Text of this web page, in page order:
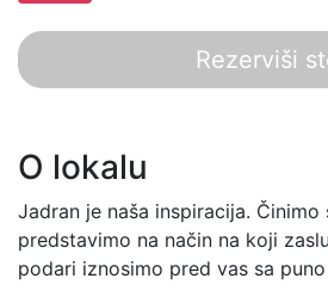
Rezerviši
O lokalu
Jadran je naša inspiracija. Činimo
predstavimo na način na koji
podari iznosimo pred vas sa